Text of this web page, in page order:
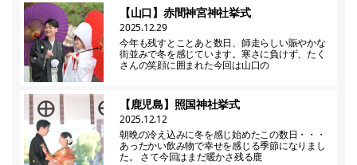
【山口】赤間神宮神社挙式
2025.12.29
今年も残すとことあと数日、師走らしい賑やかな
街並みで冬を感じています。寒さに負けず、たく
さんの笑顔に囲まれた今回は山口の
【鹿児島】照国神社挙式
2025.12.12
朝晩の冷え込みに冬を感じ始めたこの数日・・・
あったかい飲み物で幸せを感じる季節になりまし
た。 さて今回はまだ暖かさ残る鹿